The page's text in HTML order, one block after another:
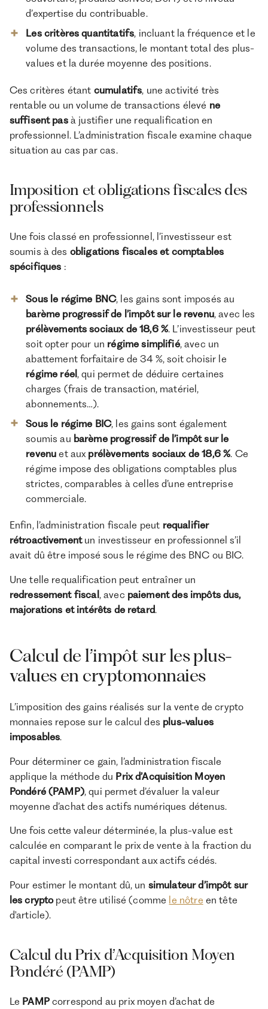
d’expertise du contribuable.
Les critères quantitatifs, incluant la fréquence et le
volume des transactions, le montant total des plus-
values et la durée moyenne des positions.
Ces critères étant cumulatifs, une activité très
rentable ou un volume de transactions élevé ne
suffisent pasà justifier une requalification en
professionnel. L’administration fiscale examine chaque
situation au cas par cas.
Imposition et obligations fiscales des
professionnels
Une fois classé en professionnel, l’investisseur est
soumis à des obligations fiscales et comptables
spécifiques :
Sous le régime BNC, les gains sont imposés au
barème progressif de l’impôt sur le revenu, avec les
prélèvements sociaux de 18,6 %. L’investisseur peut
soit opter pour un régime simplifié, avec un
abattement forfaitaire de 34 %, soit choisir le
régime réel, qui permet de déduire certaines
charges (frais de transaction, matériel,
abonnements…).
Sous le régime BIC, les gains sont également
soumis au barème progressif de l’impôt sur le
revenu et aux prélèvements sociaux de 18,6 %. Ce
régime impose des obligations comptables plus
strictes, comparables à celles d’une entreprise
commerciale.
Enfin, l’administration fiscale peut requalifier
rétroactivementun investisseur en professionnel s’il
avait dû être imposé sous le régime des BNC ou BIC.
Une telle requalification peut entraîner un
redressement fiscal, avec paiement des impôts dus,
majorations et intérêts de retard.
Calcul de l’impôt sur les plus-
values en cryptomonnaies
L’imposition des gains réalisés sur la vente de crypto
monnaies repose sur le calcul des plus-values
imposables.
Pour déterminer ce gain, l’administration fiscale
applique la méthode du Prix d’Acquisition Moyen
Pondéré (PAMP), qui permet d’évaluer la valeur
moyenne d’achat des actifs numériques détenus.
Une fois cette valeur déterminée, la plus-value est
calculée en comparant le prix de vente à la fraction du
capital investi correspondant aux actifs cédés.
Pour estimer le montant dû, un simulateur d’impôt sur
les cryptopeut être utilisé (comme le nôtre en tête
d'article).
Calcul du Prix d’Acquisition Moyen
Pondéré (PAMP)
Le PAMPcorrespond au prix moyen d’achat de